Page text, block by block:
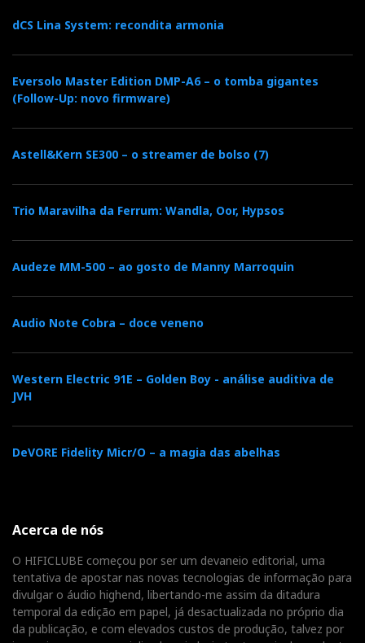
dCS Lina System: recondita armonia
Eversolo Master Edition DMP-A6 – o tomba gigantes
(Follow-Up: novo firmware)
Astell&Kern SE300 – o streamer de bolso (7)
Trio Maravilha da Ferrum: Wandla, Oor, Hypsos
Audeze MM-500 – ao gosto de Manny Marroquin
Audio Note Cobra – doce veneno
Western Electric 91E – Golden Boy - análise auditiva de
JVH
DeVORE Fidelity Micr/O – a magia das abelhas
Acerca de nós
O HIFICLUBE começou por ser um devaneio editorial, uma
tentativa de apostar nas novas tecnologias de informação para
divulgar o áudio highend, libertando-me assim da ditadura
temporal da edição em papel, já desactualizada no próprio dia
da publicação, e com elevados custos de produção, talvez por